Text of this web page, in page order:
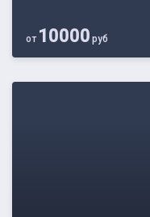
от 10000 руб